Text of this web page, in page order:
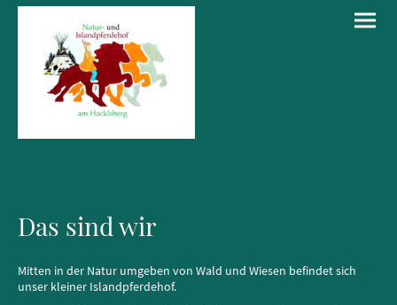
Das sind wir
Mitten in der Natur umgeben von Wald und Wiesen befindet sich
unser kleiner Islandpferdehof.